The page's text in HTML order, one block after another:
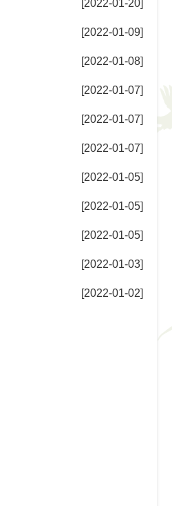
[2022-01-20]
[2022-01-09]
[2022-01-08]
[2022-01-07]
[2022-01-07]
[2022-01-07]
[2022-01-05]
[2022-01-05]
[2022-01-05]
[2022-01-03]
[2022-01-02]